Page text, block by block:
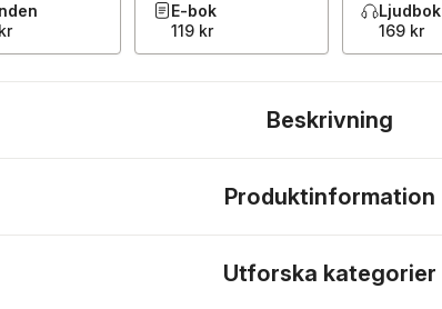
E-bok
119 kr
Ljudbok
169 kr
Beskrivning
Produktinformation
Utforska kategorier